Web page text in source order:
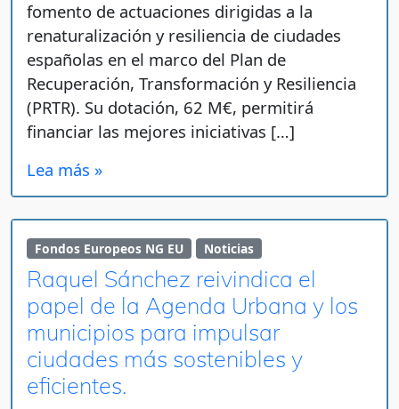
fomento de actuaciones dirigidas a la
renaturalización y resiliencia de ciudades
españolas en el marco del Plan de
Recuperación, Transformación y Resiliencia
(PRTR). Su dotación, 62 M€, permitirá
financiar las mejores iniciativas […]
Lea más »
Fondos Europeos NG EU Noticias
Raquel Sánchez reivindica el
papel de la Agenda Urbana y los
municipios para impulsar
ciudades más sostenibles y
eficientes.